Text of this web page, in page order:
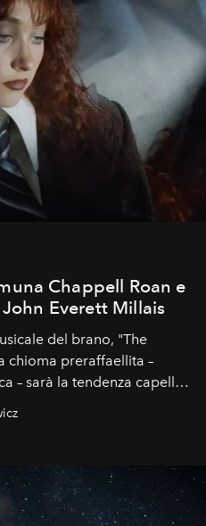
Chappell Roan e
Everett Millais
del brano, "The
chioma preraffaellita –
– sarà la tendenza capelli